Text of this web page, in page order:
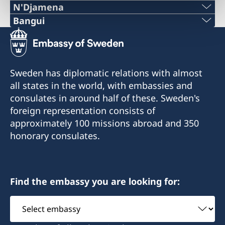
N'Djamena
Telephone 1:
+235 63 74 88 49
+235 66 30 67 41
E-mail:
sddurand@hotmail.fr
Postal address: Consulat de Suède, B.P. 1935,
N’DJAMENA, CHAD
Bangui
Telephone:
+236-75510494
E-mail:
c.mararv@gmail.com
Honorary Consul:
Charlotte Mararv
Visiting Address: Karakandji, Avenue de
Flandres, Bangui
Sweden has diplomatic relations with almost
all states in the world, with embassies and
consulates in around half of these. Sweden's
foreign representation consists of
approximately 100 missions abroad and 350
honorary consulates.
Find the embassy you are looking for:
Select
embassy